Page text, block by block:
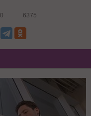
0 6375